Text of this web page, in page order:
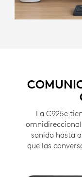
La C925e
sonido hasta
que las